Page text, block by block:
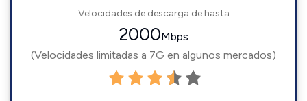
Velocidades de descarga de hasta
2000Mbps
(Velocidades limitadas a 7G en algunos mercados)